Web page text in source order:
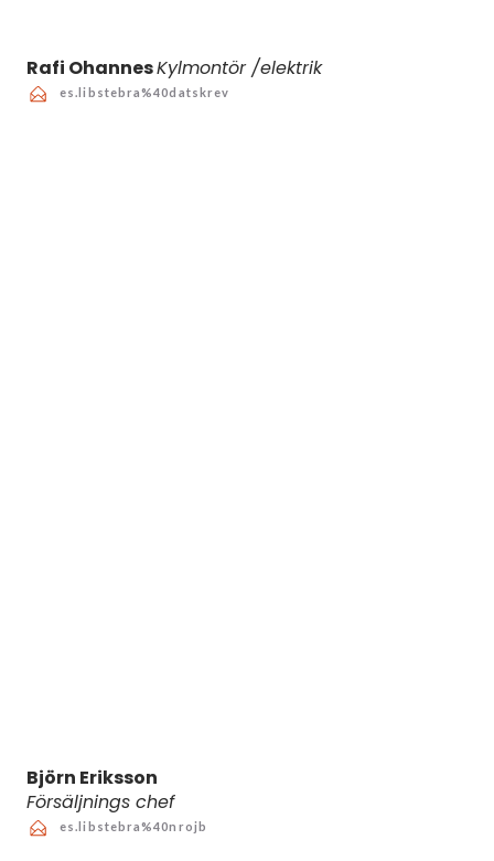
Rafi OhannesKylmontör /elektrik
es.libstebra%40datskrev
Björn Eriksson
Försäljnings chef
es.libstebra%40nrojb